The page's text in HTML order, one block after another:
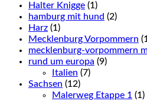
Halter Knigge (1)
hamburg mit hund (2)
Harz (1)
Mecklenburg Vorpommern
mecklenburg-vorpommern
rund um europa (9)
Italien (7)
Sachsen (12)
Malerweg Etappe 1 (1)